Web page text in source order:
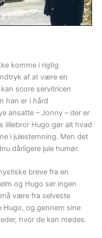
komme i rigtig
af at være en
score servitricen
han er i hård
ansatte – Jonny – der er
lillebror Hugo gør alt hvad
i julestemning. Men det
dårligere jule humør.
breve fra en
og Hugo ser ingen
være fra selveste
Hugo, og gennem sine
hvor de kan mødes.